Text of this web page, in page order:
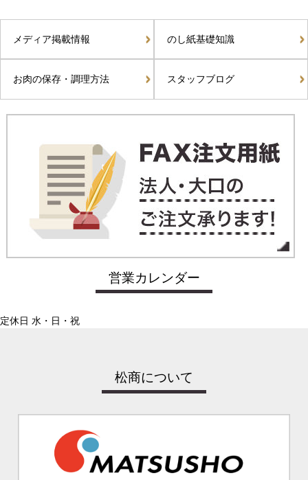
メディア掲載情報 のし紙基礎知識
お肉の保存・調理方法 スタッフブログ
営業カレンダー
定休日 水・日・祝
松商について